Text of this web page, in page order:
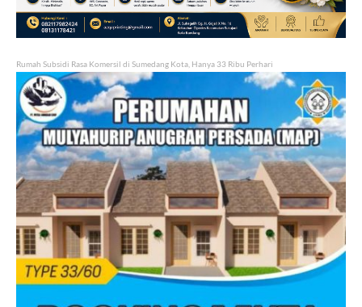
Rumah Subsidi Rasa Komersil di Sumedang Kota, Hanya 33 Ribu Perhari